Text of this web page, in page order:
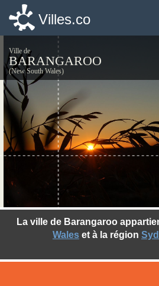
Villes.co
Ville de
BARANGAROO
(New South Wales)
La ville de Barangaroo
Wales et à la région
Villes.co